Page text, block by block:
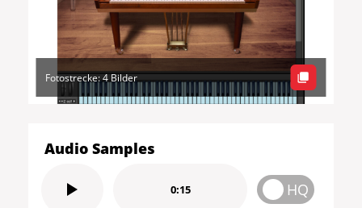
Fotostrecke: 4 Bilder
Audio Samples
0:15 HQ